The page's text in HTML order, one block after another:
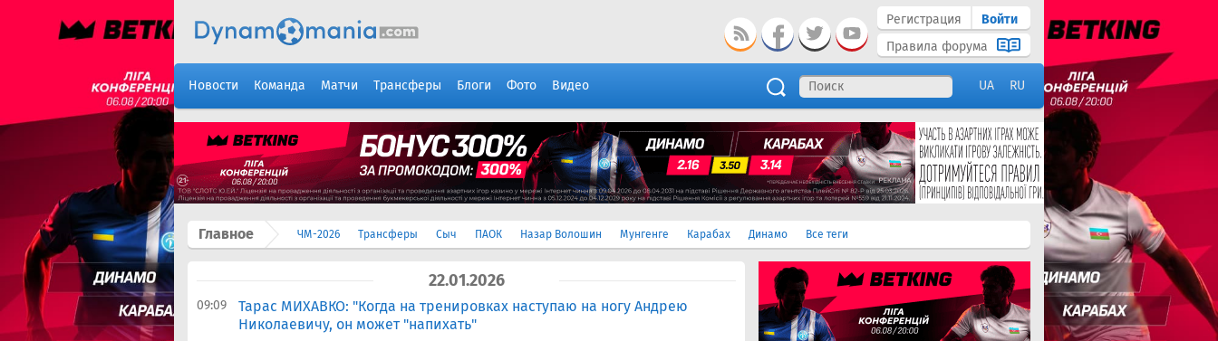
Регистрация
Войти
Правила форума
Новости Команда Матчи Трансферы Блоги Фото Видео UA RU
Главное ЧМ-2026 Трансферы Сыч ПАОК Назар Волошин Мунгенге Карабах Динамо Все теги
22.01.2026
09:09
Тарас МИХАВКО: "Когда на тренировках наступаю на ногу Андрею
Николаевичу, он может "напихать"